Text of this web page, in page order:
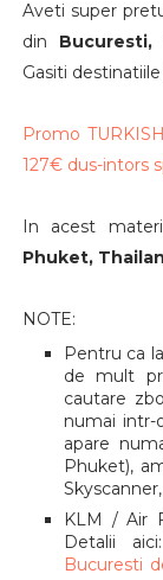
Aveti super
din Bucuresti,
Gasiti
Promo
127€ dus-intors
In acest
Phuket,
NOTE:
Pentru ca
de mult
cautare
numai intr-
apare
Phuket),
KLM / Air
Detalii
Bucuresti